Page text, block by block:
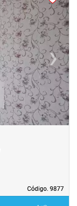
›Next
Código. 9877
Código. 9877